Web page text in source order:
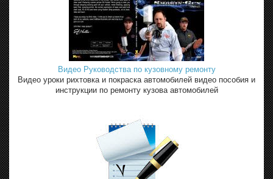
Видео Руководства по кузовному ремонту
Видео уроки рихтовка и покраска автомобилей видео пособия и
инструкции по ремонту кузова автомобилей